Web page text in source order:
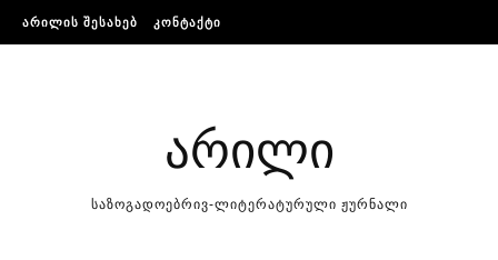
Skip to content
ᲐᲠᲘᲚᲘᲡ ᲨᲔᲡᲐᲮᲔᲑ ᲙᲝᲜᲢᲐᲥᲢᲘ
არილი
საზოგადოებრივ-ლიტერატურული ჟურნალი